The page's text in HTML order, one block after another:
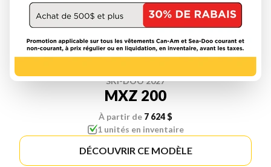
SKI-DOO 2027
MXZ 200
À partir de 7 624 $
1 unités en inventaire
DÉCOUVRIR CE MODÈLE